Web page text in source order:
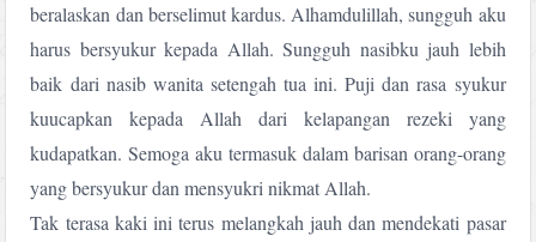
beralaskan dan berselimut kardus. Alhamdulillah, sungguh aku
harus bersyukur kepada Allah. Sungguh nasibku jauh lebih
baik dari nasib wanita setengah tua ini. Puji dan rasa syukur
kuucapkan kepada Allah dari kelapangan rezeki yang
kudapatkan. Semoga aku termasuk dalam barisan orang-orang
yang bersyukur dan mensyukri nikmat Allah.
Tak terasa kaki ini terus melangkah jauh dan mendekati pasar